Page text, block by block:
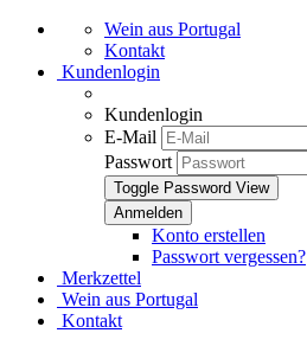
Wein aus Portugal
Kontakt
Kundenlogin
Kundenlogin
E-Mail
Passwort
Toggle Password View
Konto erstellen
Passwort vergessen?
Merkzettel
Wein aus Portugal
Kontakt